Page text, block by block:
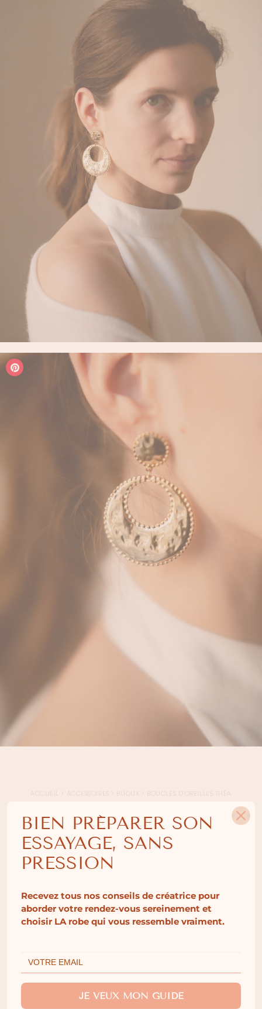
ACCUEIL ACCESSOIRES BIJOUX BOUCLES D’OREILLES THÉA
BOUCLES D’OREILLES
THÉA
Un souffle de liberté, une allure résolument
festive. Les créoles Théa signent la silhouette
prolonger la magie du mariage jusqu’au bout de
la nuit.
Disponible au showroom et en livraison toute
BIEN PRÉPARER SON
ESSAYAGE, SANS
PRESSION
Recevez tous nos conseils de créatrice pour
aborder votre rendez-vous sereinement et
choisir LA robe qui vous ressemble vraiment.
JE VEUX MON GUIDE